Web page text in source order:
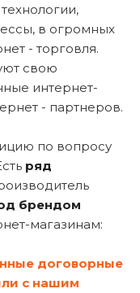
в огромных
- торговля.
свою
интернет-
- партнеров.
по вопросу
ряд
брендом
магазинам:
договорные
с нашим